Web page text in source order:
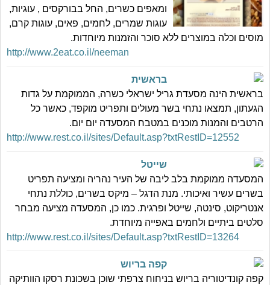
ומאפים כשרים, החל בבורקסים , עוגיות,
עוגות שמרים, לחמים, פאים, עוגות קרם,
מוסים וכלה במוצרים ללא סוכר והזמנות מיוחדות.
http://www.2eat.co.il/neeman
בראשית
בראשית הינה מסעדת גריל ישראלי כשרה, הממוקמת על גדות
הגעתון, תמצאו נתחי בשר מעולים ותפריט מוקפד, כאשר כל
הרטבים והמנות מוכנים במטבח המסעדה יום יום.
http://www.rest.co.il/sites/Default.asp?txtRestID=12552
שייטל
המסעדה ממוקמת בלב ליבה של העיר נהריה ומציעה תפריט
בשרים עשיר ואיכותי. מנת הדגל – מיקס בשרים, כוללת נתחי
אנטריקוט, סינטה, שייטל ופרגית. כמו כן, המסעדה מציעה מבחר
סלטים ביתיים ולחמים באפייה מיוחדת.
http://www.rest.co.il/sites/Default.asp?txtRestID=13264
קפה בריוש
קפה קונדיטוריה בריוש בניחוח צרפתי שוכן בשכונת רסקו הוותיקה